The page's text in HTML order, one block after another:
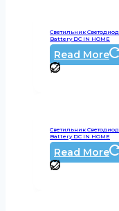
Светильник
Battery DC IN HOME
Read More
Светильник
Battery DC IN HOME
Read More